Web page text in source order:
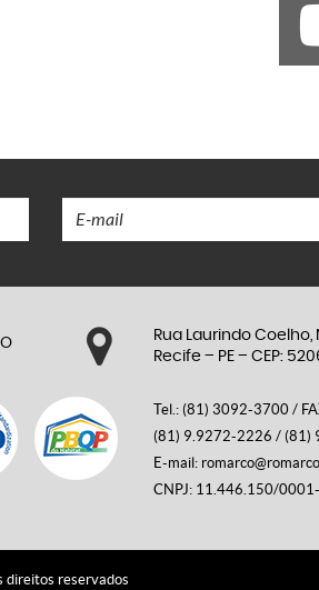
Rua Laurindo Coelho,
Recife – PE – CEP:
Tel.: (81) 3092-3700 /
(81) 9.9272-2226 / (81)
E-mail:
CNPJ: 11.446.150/0001-
reservados